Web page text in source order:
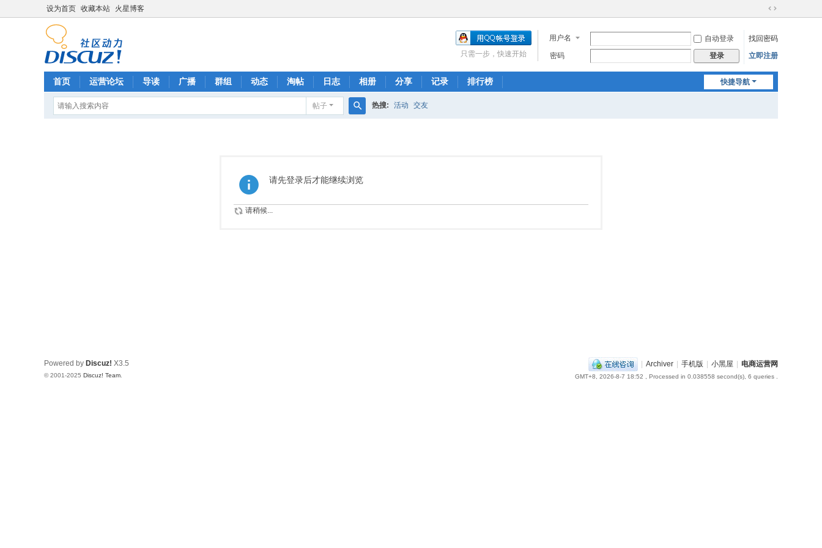
设为首页 收藏本站 火星博客
切
到
宽
用户名 自动登录
找回密码
密码
登录 立即注册
只需一步，快速开始
快捷导航
首页 运营论坛 导读 广播 群组 动态 淘帖 日志 相册 分享 记录 排行榜
帖子 热搜: 活动 交友
请先登录后才能继续浏览
请稍候...
| Archiver | 手机版 | 小黑屋 | 电商运营网
GMT+8, 2026-8-7 18:52 , Processed in 0.038558 second(s), 6 queries .
Powered by Discuz! X3.5
© 2001-2025 Discuz! Team